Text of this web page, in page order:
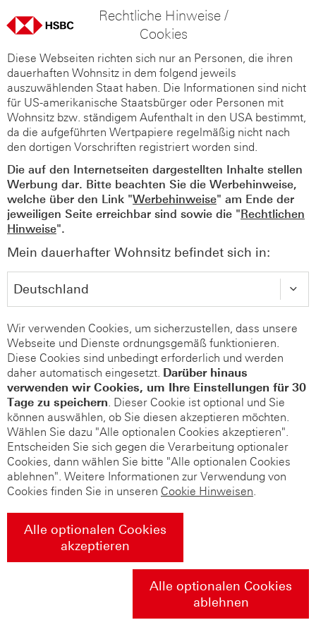
Rechtliche Hinweise /
Cookies
Diese Webseiten richten sich nur an Personen, die ihren
dauerhaften Wohnsitz in dem folgend jeweils
auszuwählenden Staat haben. Die Informationen sind nicht
für US-amerikanische Staatsbürger oder Personen mit
Wohnsitz bzw. ständigem Aufenthalt in den USA bestimmt,
da die aufgeführten Wertpapiere regelmäßig nicht nach
den dortigen Vorschriften registriert worden sind.
Die auf den Internetseiten dargestellten Inhalte stellen
Werbung dar. Bitte beachten Sie die Werbehinweise,
welche über den Link "Werbehinweise" am Ende der
jeweiligen Seite erreichbar sind sowie die "Rechtlichen
Hinweise".
Mein dauerhafter Wohnsitz befindet sich in:
Wir verwenden Cookies, um sicherzustellen, dass unsere
Webseite und Dienste ordnungsgemäß funktionieren.
Diese Cookies sind unbedingt erforderlich und werden
daher automatisch eingesetzt. Darüber hinaus
verwenden wir Cookies, um Ihre Einstellungen für 30
Tage zu speichern. Dieser Cookie ist optional und Sie
können auswählen, ob Sie diesen akzeptieren möchten.
Wählen Sie dazu "Alle optionalen Cookies akzeptieren".
Entscheiden Sie sich gegen die Verarbeitung optionaler
Cookies, dann wählen Sie bitte "Alle optionalen Cookies
ablehnen". Weitere Informationen zur Verwendung von
Cookies finden Sie in unseren Cookie Hinweisen.
Alle optionalen Cookies
akzeptieren
Alle optionalen Cookies
ablehnen